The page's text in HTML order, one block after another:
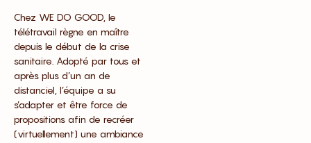
Chez WE DO GOOD, le
télétravail règne en maître
depuis le début de la crise
sanitaire. Adopté par tous et
après plus d’un an de
distanciel, l’équipe a su
s’adapter et être force de
propositions afin de recréer
(virtuellement) une ambiance